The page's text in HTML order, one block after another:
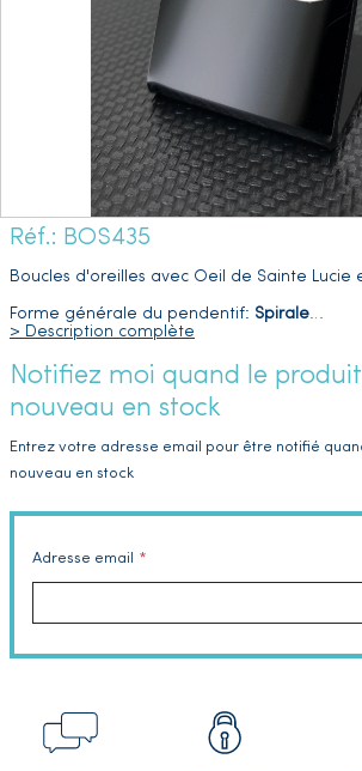
Réf.: BOS435
Boucles d'oreilles avec Oeil de Sainte Lucie
Forme générale du pendentif: Spirale…
> Description complète
Notifiez moi quand le
nouveau en stock
Entrez votre adresse email pour être notifié
nouveau en stock
Adresse email